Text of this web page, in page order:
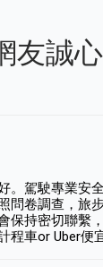
友誠
。駕駛專業安
問卷調查，旅
保持密切聯繫
程車or Uber便